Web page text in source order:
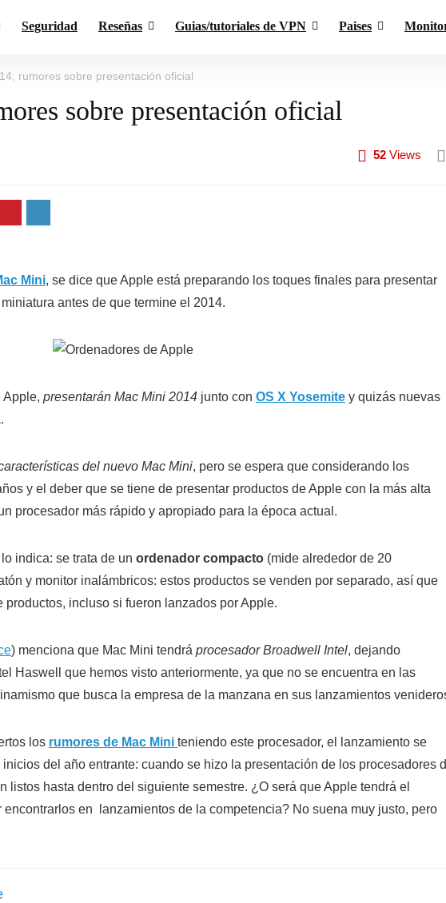
Seguridad Reseñas Guias/tutoriales de VPN Paises
rumores sobre presentación oficial
sobre presentación oficial
52 Views
Mini, se dice que Apple está preparando los toques finales para presentar
antes de que termine el 2014.
Apple, presentarán Mac Mini 2014 junto con OS X Yosemite y quizás nuevas
del nuevo Mac Mini, pero se espera que considerando los
y el deber que se tiene de presentar productos de Apple con la más alta
procesador más rápido y apropiado para la época actual.
indica: se trata de un ordenador compacto (mide alrededor de 20
y monitor inalámbricos: estos productos se venden por separado, así que
incluso si fueron lanzados por Apple.
) menciona que Mac Mini tendrá procesador Broadwell Intel, dejando
Haswell que hemos visto anteriormente, ya que no se encuentra en las
que busca la empresa de la manzana en sus lanzamientos
los rumores de Mac Mini teniendo este procesador, el lanzamiento se
del año entrante: cuando se hizo la presentación de los procesadores
listos hasta dentro del siguiente semestre. ¿O será que Apple tendrá el
encontrarlos en lanzamientos de la competencia? No suena muy justo, pero